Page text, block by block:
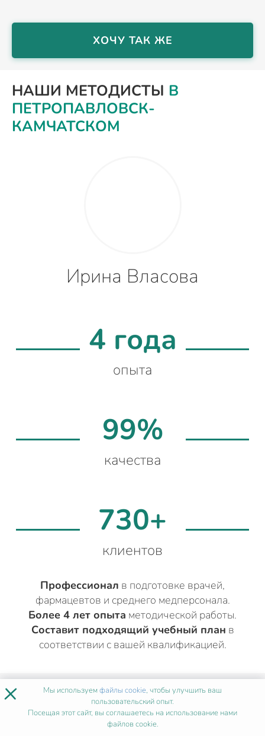
ХОЧУ ТАК ЖЕ
НАШИ МЕТОДИСТЫ В
ПЕТРОПАВЛОВСК-
КАМЧАТСКОМ
Ирина Власова
4 года
опыта
99%
качества
730+
клиентов
Профессионал в подготовке врачей,
фармацевтов и среднего медперсонала.
Более 4 лет опыта методической работы.
Составит подходящий учебный план в
соответствии с вашей квалификацией.
ДРУГИЕ МЕДИЦИНСКИЕ КУРСЫ
СТОМАТОЛОГИЯВ
ПЕТРОПАВЛОВСК-
× Мы используемфайлы cookie, чтобы улучшить ваш
пользовательский опыт.
Посещая этот сайт, вы соглашаетесь на использование нами
файлов cookie.